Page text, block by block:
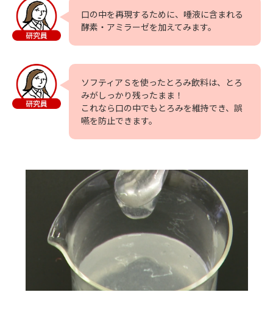
口の中を再現するために、唾液に含まれる
酵素・アミラーゼを加えてみます。
ソフティアＳを使ったとろみ飲料は、とろ
みがしっかり残ったまま！
これなら口の中でもとろみを維持でき、誤
嚥を防止できます。